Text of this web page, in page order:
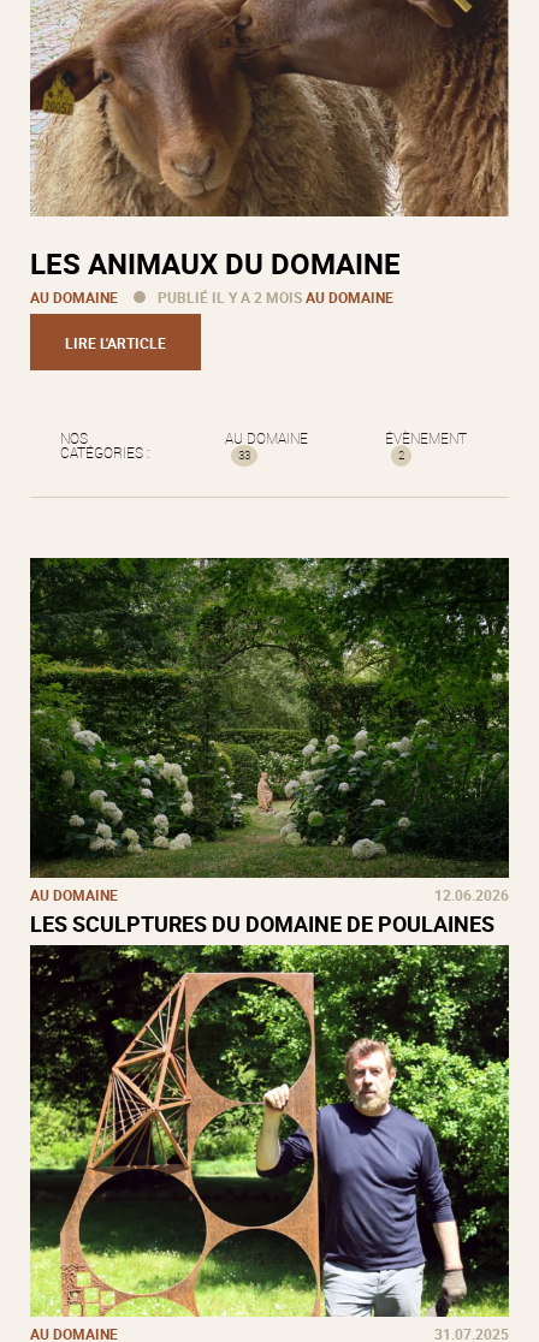
LES ANIMAUX DU DOMAINE
AU DOMAINE PUBLIÉ IL Y A 2 MOISAU DOMAINE
LIRE L'ARTICLE
NOS
CATÉGORIES :
AU DOMAINE
33
ÉVÈNEMENT
2
AU DOMAINE 12.06.2026
LES SCULPTURES DU DOMAINE DE POULAINES
AU DOMAINE 31.07.2025